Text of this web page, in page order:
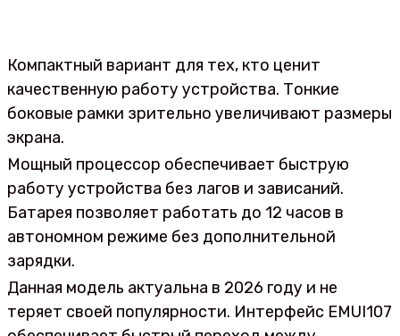
Компактный вариант для тех, кто ценит
качественную работу устройства. Тонкие
боковые рамки зрительно увеличивают размеры
экрана.
Мощный процессор обеспечивает быструю
работу устройства без лагов и зависаний.
Батарея позволяет работать до 12 часов в
автономном режиме без дополнительной
зарядки.
Данная модель актуальна в 2026 году и не
теряет своей популярности. Интерфейс EMUI107